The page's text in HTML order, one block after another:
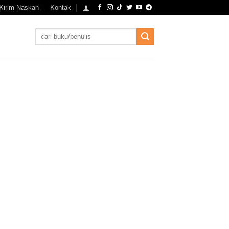
Naskah Kontak
Search